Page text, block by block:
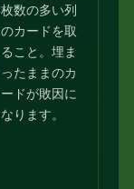
枚数の多い列
のカードを取
ること。埋ま
ったままのカ
ードが敗因に
なります。